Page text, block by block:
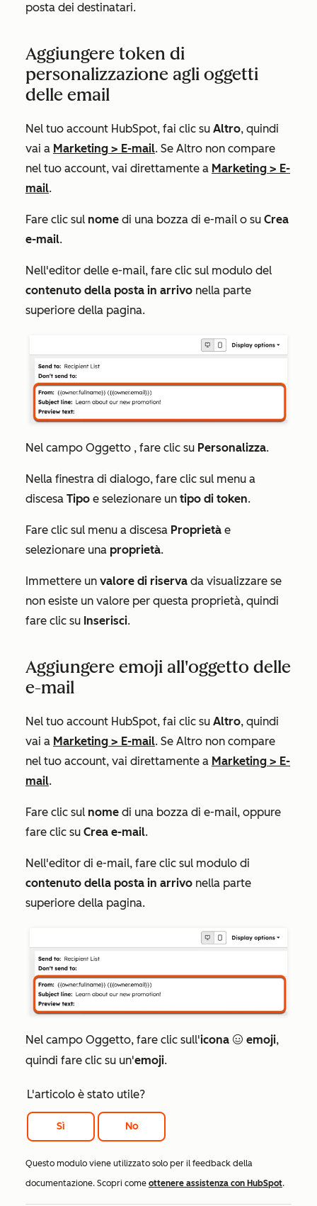
posta dei destinatari.
Aggiungere token di
personalizzazione agli oggetti
delle email
Nel tuo account HubSpot, fai clic su Altro, quindi
vai a Marketing > E-mail. Se Altro non compare
nel tuo account, vai direttamente a Marketing > E-
mail.
Fare clic sul nome di una bozza di e-mail o su Crea
e-mail.
Nell'editor delle e-mail, fare clic sul modulo del
contenuto della posta in arrivo nella parte
superiore della pagina.
Nel campo Oggetto , fare clic su Personalizza.
Nella finestra di dialogo, fare clic sul menu a
discesa Tipo e selezionare un tipo di token.
Fare clic sul menu a discesa Proprietà e
selezionare una proprietà.
Immettere un valore di riserva da visualizzare se
non esiste un valore per questa proprietà, quindi
fare clic su Inserisci.
Aggiungere emoji all'oggetto delle
e-mail
Nel tuo account HubSpot, fai clic su Altro, quindi
vai a Marketing > E-mail. Se Altro non compare
nel tuo account, vai direttamente a Marketing > E-
mail.
Fare clic sul nome di una bozza di e-mail, oppure
fare clic su Crea e-mail.
Nell'editor di e-mail, fare clic sul modulo di
contenuto della posta in arrivo nella parte
superiore della pagina.
Nel campo Oggetto, fare clic sull'icona emoji underund emoji,
quindi fare clic su un'emoji.
L'articolo è stato utile?
Sì No
Questo modulo viene utilizzato solo per il feedback della
documentazione. Scopri come ottenere assistenza con HubSpot.